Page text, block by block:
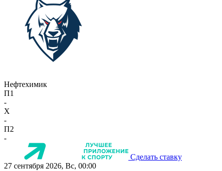
Нефтехимик
П1
-
X
-
П2
-
Сделать ставку
27 сентября 2026, Вс, 00:00